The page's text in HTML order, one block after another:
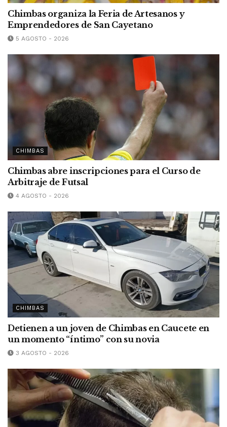
Chimbas organiza la Feria de Artesanos y
Emprendedores de San Cayetano
5 AGOSTO - 2026
CHIMBAS
Chimbas abre inscripciones para el Curso de
Arbitraje de Futsal
4 AGOSTO - 2026
CHIMBAS
Detienen a un joven de Chimbas en Caucete en
un momento “íntimo” con su novia
3 AGOSTO - 2026